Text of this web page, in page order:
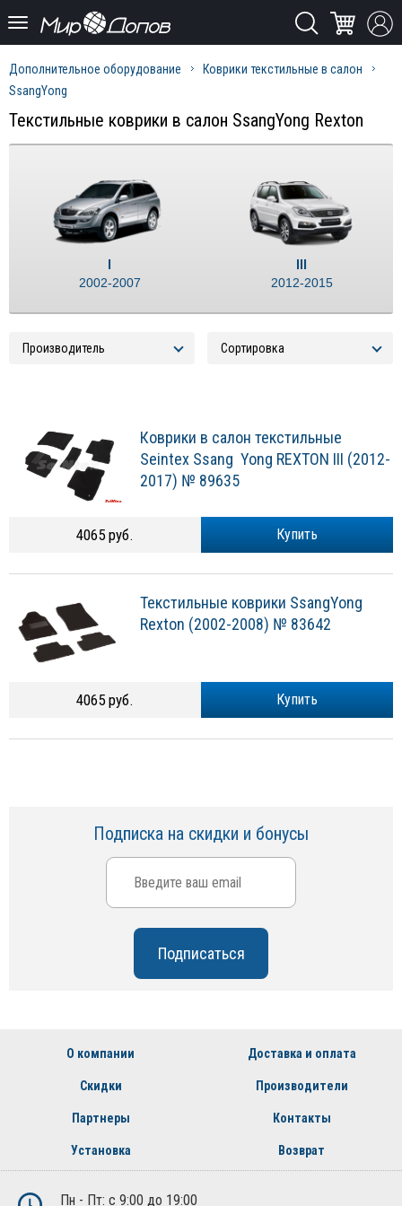
Дополнительное оборудование
Коврики текстильные в салон
SsangYong
Текстильные коврики в салон SsangYong Rexton
I
2002-2007
III
2012-2015
Коврики в салон текстильные
Seintex Ssang Yong REXTON III (2012-
2017) № 89635
Купить
4065 руб.
Текстильные коврики SsangYong
Rexton (2002-2008) № 83642
Купить
4065 руб.
Подписка на скидки и бонусы
О компании Доставка и оплата
Скидки Производители
Партнеры Контакты
Установка Возврат
Пн - Пт: с 9:00 до 19:00